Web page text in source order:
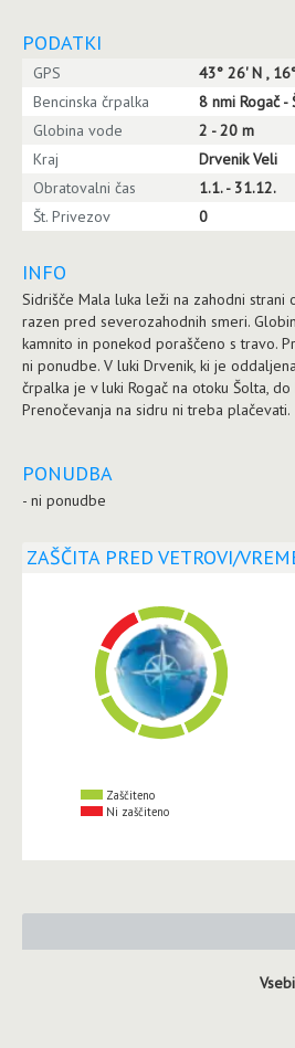
PODATKI
GPS
43° 26' N ,
Bencinska črpalka
8 nmi Rogač -
Globina vode
2 - 20 m
Kraj
Drvenik Veli
Obratovalni čas
1.1. - 31.12.
Št. Privezov
0
INFO
Sidrišče Mala luka leži na zahodni
razen pred severozahodnih smeri.
kamnito in ponekod poraščeno s travo.
ni ponudbe. V luki Drvenik, ki je
črpalka je v luki Rogač na otoku Šolta,
Prenočevanja na sidru ni treba plačevati.
PONUDBA
- ni ponudbe
ZAŠČITA PRED VETROVI/
Zaščiteno
Ni zaščiteno